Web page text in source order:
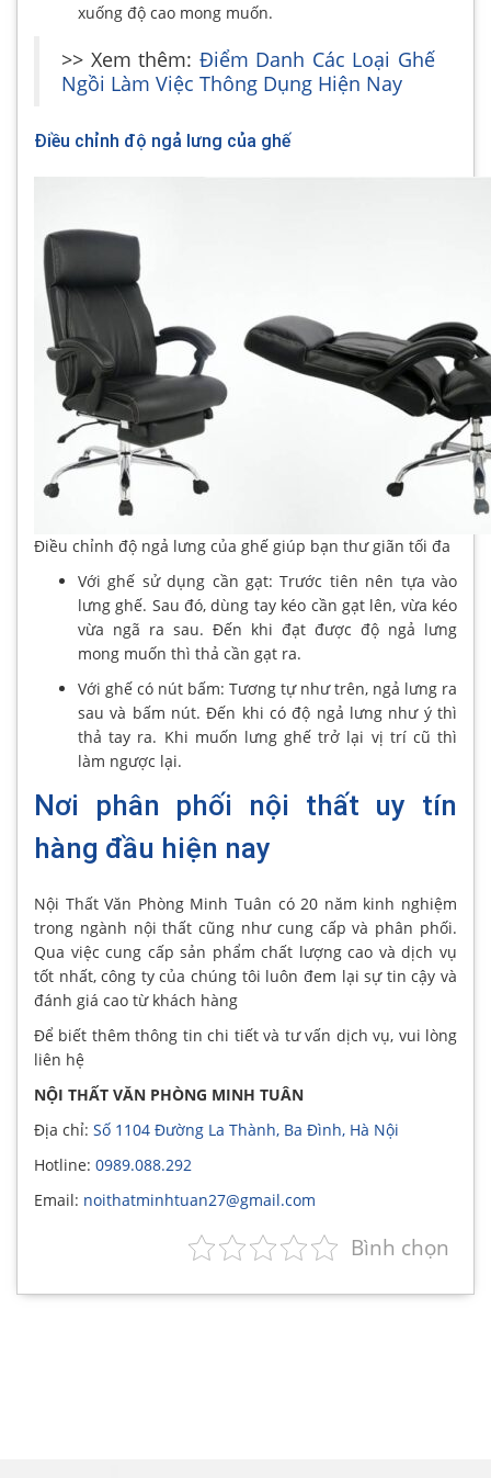
xuống độ cao mong muốn.
>> Xem thêm: Điểm Danh Các Loại Ghế
Ngồi Làm Việc Thông Dụng Hiện Nay
Điều chỉnh độ ngả lưng của ghế
Điều chỉnh độ ngả lưng của ghế giúp bạn thư giãn tối đa
Với ghế sử dụng cần gạt: Trước tiên nên tựa vào
lưng ghế. Sau đó, dùng tay kéo cần gạt lên, vừa kéo
vừa ngã ra sau. Đến khi đạt được độ ngả lưng
mong muốn thì thả cần gạt ra.
Với ghế có nút bấm: Tương tự như trên, ngả lưng ra
sau và bấm nút. Đến khi có độ ngả lưng như ý thì
thả tay ra. Khi muốn lưng ghế trở lại vị trí cũ thì
làm ngược lại.
Nơi phân phối nội thất uy tín
hàng đầu hiện nay
Nội Thất Văn Phòng Minh Tuân có 20 năm kinh nghiệm
trong ngành nội thất cũng như cung cấp và phân phối.
Qua việc cung cấp sản phẩm chất lượng cao và dịch vụ
tốt nhất, công ty của chúng tôi luôn đem lại sự tin cậy và
đánh giá cao từ khách hàng
Để biết thêm thông tin chi tiết và tư vấn dịch vụ, vui lòng
liên hệ
NỘI THẤT VĂN PHÒNG MINH TUÂN
Địa chỉ: Số 1104 Đường La Thành, Ba Đình, Hà Nội
Hotline: 0989.088.292
Email: noithatminhtuan27@gmail.com
Bình chọn